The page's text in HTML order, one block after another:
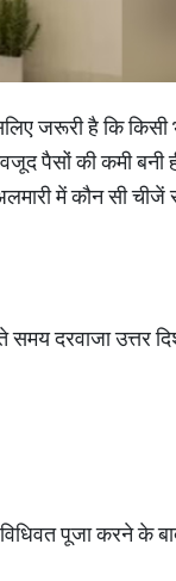
जरूरी है कि
पैसों की कमी बनी
में कौन सी चीजें
समय दरवाजा उत्तर
पूजा करने के